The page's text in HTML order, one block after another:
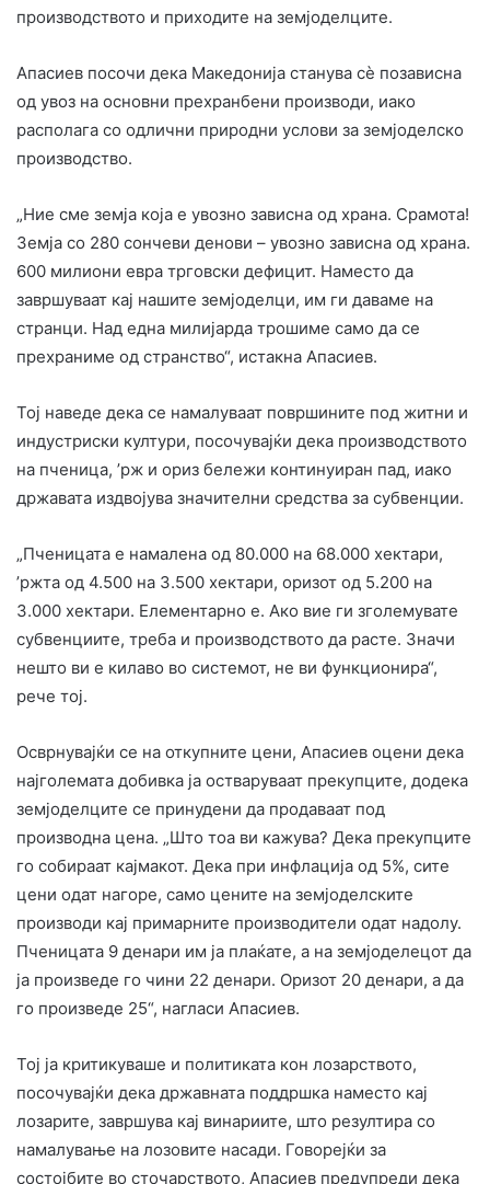
производството и приходите на земјоделците.
Апасиев посочи дека Македонија станува сѐ позависна
од увоз на основни прехранбени производи, иако
располага со одлични природни услови за земјоделско
производство.
„Ние сме земја која е увозно зависна од храна. Срамота!
Земја со 280 сончеви денови – увозно зависна од храна.
600 милиони евра трговски дефицит. Наместо да
завршуваат кај нашите земјоделци, им ги даваме на
странци. Над една милијарда трошиме само да се
прехраниме од странство“, истакна Апасиев.
Тој наведе дека се намалуваат површините под житни и
индустриски култури, посочувајќи дека производството
на пченица, ’рж и ориз бележи континуиран пад, иако
државата издвојува значителни средства за субвенции.
„Пченицата е намалена од 80.000 на 68.000 хектари,
’ржта од 4.500 на 3.500 хектари, оризот од 5.200 на
3.000 хектари. Елементарно е. Ако вие ги зголемувате
субвенциите, треба и производството да расте. Значи
нешто ви е килаво во системот, не ви функционира“,
рече тој.
Осврнувајќи се на откупните цени, Апасиев оцени дека
најголемата добивка ја остваруваат прекупците, додека
земјоделците се принудени да продаваат под
производна цена. „Што тоа ви кажува? Дека прекупците
го собираат кајмакот. Дека при инфлација од 5%, сите
цени одат нагоре, само цените на земјоделските
производи кај примарните производители одат надолу.
Пченицата 9 денари им ја плаќате, а на земјоделецот да
ја произведе го чини 22 денари. Оризот 20 денари, а да
го произведе 25“, нагласи Апасиев.
Тој ја критикуваше и политиката кон лозарството,
посочувајќи дека државната поддршка наместо кај
лозарите, завршува кај винариите, што резултира со
намалување на лозовите насади. Говорејќи за
состојбите во сточарството, Апасиев предупреди дека